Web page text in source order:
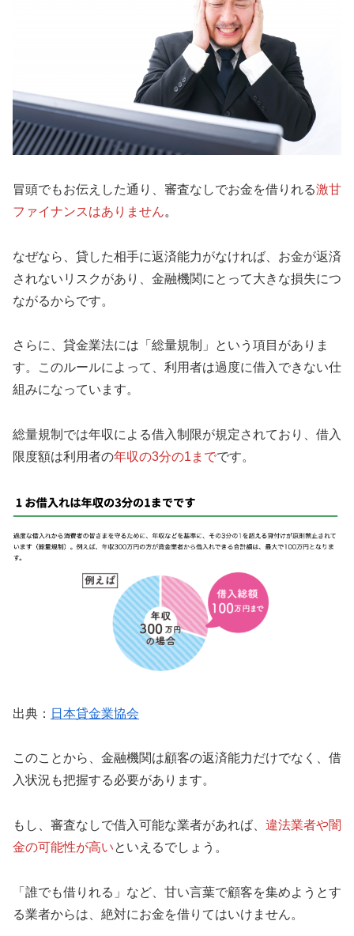
冒頭でもお伝えした通り、審査なしでお金を借りれる激甘
ファイナンスはありません。
なぜなら、貸した相手に返済能力がなければ、お金が返済
されないリスクがあり、金融機関にとって大きな損失につ
ながるからです。
さらに、貸金業法には「総量規制」という項目がありま
す。このルールによって、利用者は過度に借入できない仕
組みになっています。
総量規制では年収による借入制限が規定されており、借入
限度額は利用者の年収の3分の1までです。
出典： 日本貸金業協会
このことから、金融機関は顧客の返済能力だけでなく、借
入状況も把握する必要があります。
もし、審査なしで借入可能な業者があれば、 違法業者や闇
金の可能性が高いといえるでしょう。
「誰でも借りれる」など、甘い言葉で顧客を集めようとす
る業者からは、絶対にお金を借りてはいけません。